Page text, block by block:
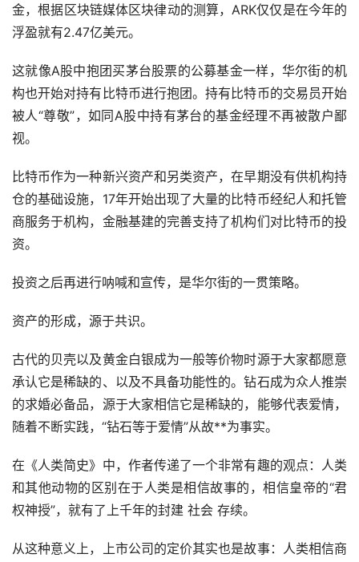
金，根据区块链媒体区块律动的测算，ARK仅仅是在今年的
浮盈就有2.47亿美元。
这就像A股中抱团买茅台股票的公募基金一样，华尔街的机
构也开始对持有比特币进行抱团。持有比特币的交易员开始
被人“尊敬”，如同A股中持有茅台的基金经理不再被散户鄙
视。
比特币作为一种新兴资产和另类资产，在早期没有供机构持
仓的基础设施，17年开始出现了大量的比特币经纪人和托管
商服务于机构，金融基建的完善支持了机构们对比特币的投
资。
投资之后再进行呐喊和宣传，是华尔街的一贯策略。
资产的形成，源于共识。
古代的贝壳以及黄金白银成为一般等价物时源于大家都愿意
承认它是稀缺的、以及不具备功能性的。钻石成为众人推崇
的求婚必备品，源于大家相信它是稀缺的，能够代表爱情，
随着不断实践，“钻石等于爱情”从故**为事实。
在《人类简史》中，作者传递了一个非常有趣的观点：人类
和其他动物的区别在于人类是相信故事的，相信皇帝的“君
权神授”，就有了上千年的封建 社会 存续。
从这种意义上，上市公司的定价其实也是故事：人类相信商